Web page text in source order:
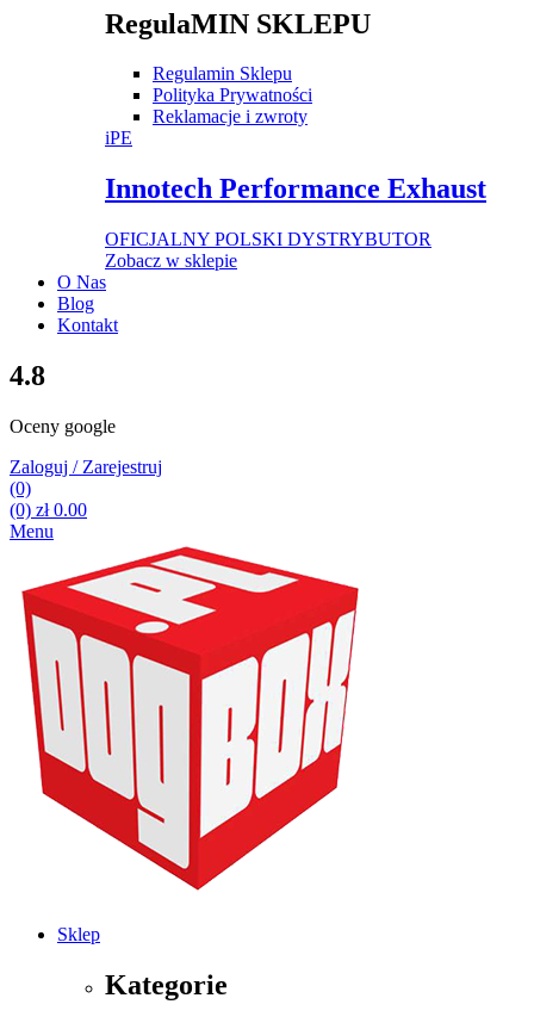
RegulaMIN SKLEPU
Regulamin Sklepu
Polityka Prywatności
Reklamacje i zwroty
iPE
Innotech Performance Exhaust
OFICJALNY POLSKI DYSTRYBUTOR
Zobacz w sklepie
O Nas
Blog
Kontakt
4.8
Oceny google
Zaloguj / Zarejestruj
(0)
(0) zł0.00
Menu
Sklep
Kategorie